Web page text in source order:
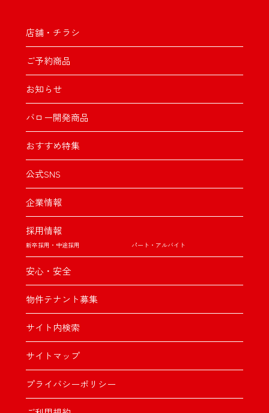
店舗・チラシ
ご予約商品
お知らせ
バロー開発商品
おすすめ特集
公式SNS
企業情報
採用情報
新卒採用・中途採用 パート・アルバイト
安心・安全
物件テナント募集
サイト内検索
サイトマップ
プライバシーポリシー